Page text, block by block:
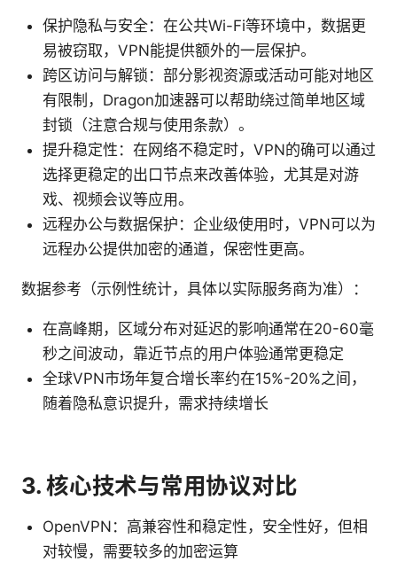
保护隐私与安全：在公共Wi-Fi等环境中，数据更
易被窃取，VPN能提供额外的一层保护。
跨区访问与解锁：部分影视资源或活动可能对地区
有限制，Dragon加速器可以帮助绕过简单地区域
封锁（注意合规与使用条款）。
提升稳定性：在网络不稳定时，VPN的确可以通过
选择更稳定的出口节点来改善体验，尤其是对游
戏、视频会议等应用。
远程办公与数据保护：企业级使用时，VPN可以为
远程办公提供加密的通道，保密性更高。
数据参考（示例性统计，具体以实际服务商为准）：
在高峰期，区域分布对延迟的影响通常在20-60毫
秒之间波动，靠近节点的用户体验通常更稳定
全球VPN市场年复合增长率约在15%-20%之间，
随着隐私意识提升，需求持续增长
3. 核心技术与常用协议对比
OpenVPN：高兼容性和稳定性，安全性好，但相
对较慢，需要较多的加密运算